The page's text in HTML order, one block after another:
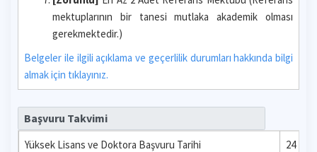
mektuplarının bir tanesi mutlaka akademik olması
gerekmektedir.)
Belgeler ile ilgili açıklama ve geçerlilik durumları hakkında bilgi
almak için tıklayınız.
Başvuru Takvimi
Yüksek Lisans ve Doktora Başvuru Tarihi
24